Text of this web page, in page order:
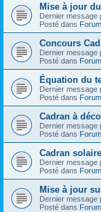
Mise à jour
Dernier message
Posté dans Forum
Concours
Dernier message
Posté dans Forum
Équation du
Dernier message
Posté dans Forum
Cadran à
Dernier message
Posté dans Forum
Cadran
Dernier message
Posté dans Forum
Mise à jour
Dernier message
Posté dans Forum